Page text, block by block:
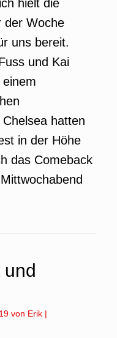
hielt die
der Woche
uns bereit.
und Kai
hatten
in der Höhe
das Comeback
und
von Erik |